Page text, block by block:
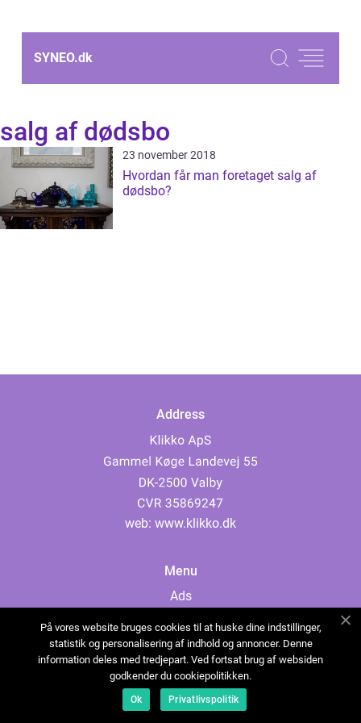
SYNEO.dk
salg af dødsbo
23 november 2018
Hvordan får man foretaget salg af
dødsbo?
Address
web: www.klikko.dk
Menu
Ads
Cookies
Contact
Sitemap
På vores website bruges cookies til at huske dine indstillinger,
statistik og personalisering af indhold og annoncer. Denne
information deles med tredjepart. Ved fortsat brug af websiden
godkender du cookiepolitikken.
Ok Privatlivspolitik